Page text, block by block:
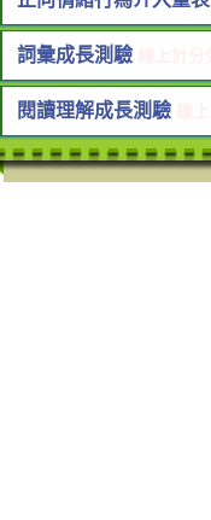
詞彙成長測驗
閱讀理解成長測驗